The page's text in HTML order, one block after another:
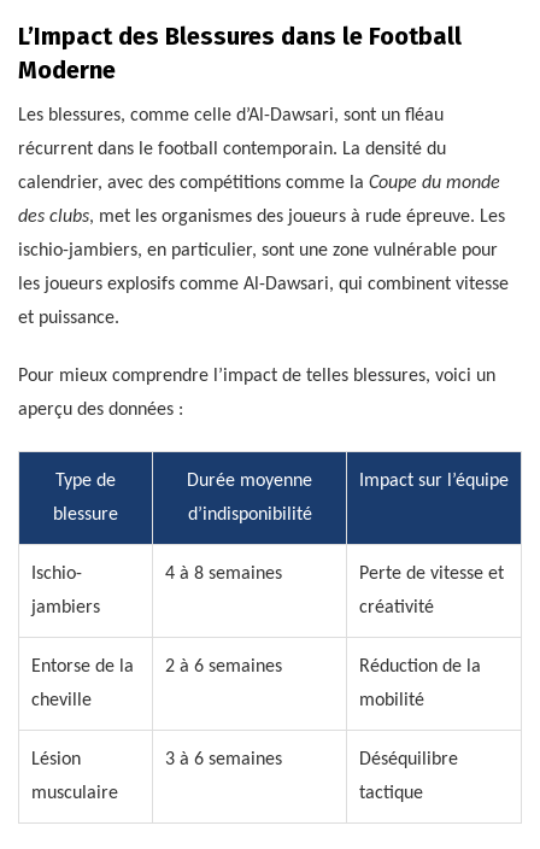
L’Impact des Blessures dans le Football
Moderne
Les blessures, comme celle d’Al-Dawsari, sont un fléau
récurrent dans le football contemporain. La densité du
calendrier, avec des compétitions comme la Coupe du monde
des clubs, met les organismes des joueurs à rude épreuve. Les
ischio-jambiers, en particulier, sont une zone vulnérable pour
les joueurs explosifs comme Al-Dawsari, qui combinent vitesse
et puissance.
Pour mieux comprendre l’impact de telles blessures, voici un
aperçu des données :
Type de
blessure
Durée moyenne
d’indisponibilité
Impact sur l’équipe
Ischio-
jambiers
4 à 8 semaines
Perte de vitesse et
créativité
Entorse de la
cheville
2 à 6 semaines
Réduction de la
mobilité
Lésion
musculaire
3 à 6 semaines
Déséquilibre
tactique